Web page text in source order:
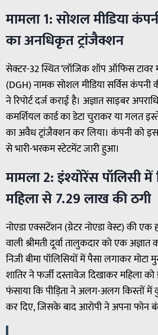
मामला 1: सोशल मीडिया
का अनधिकृत ट्रांजैक्शन
सेक्टर-32 स्थित ‘लॉजिक शॉप ऑफिस टावर
(DGH) नामक सोशल मीडिया सर्विस कंपनी
ने रिपोर्ट दर्ज कराई है। अज्ञात साइबर
कमर्शियल कार्ड का डेटा चुराकर या गलत
का अवैध ट्रांजैक्शन कर लिया। कंपनी को
से भारी-भरकम स्टेटमेंट जारी हुआ।
मामला 2: इंश्योरेंस पॉलिसी
महिला से 7.29 लाख की ठगी
नोएडा एक्सटेंशन (ग्रेटर नोएडा वेस्ट) की एक
वाली श्रीमती दूर्वा तालुकदार को एक
निजी बीमा पॉलिसियों में पैसा लगाकर मोटा
शातिर ने फर्जी दस्तावेज दिखाकर महिला
फंसाया कि पीड़िता ने अलग-अलग किस्तों
कर दिए, जिसके बाद आरोपी ने अपना फोन